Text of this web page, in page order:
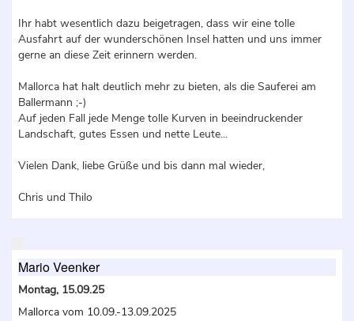
Ihr habt wesentlich dazu beigetragen, dass wir eine tolle
Ausfahrt auf der wunderschönen Insel hatten und uns immer
gerne an diese Zeit erinnern werden.
Mallorca hat halt deutlich mehr zu bieten, als die Sauferei am
Ballermann ;-)
Auf jeden Fall jede Menge tolle Kurven in beeindruckender
Landschaft, gutes Essen und nette Leute...
Vielen Dank, liebe Grüße und bis dann mal wieder,
Chris und Thilo
Mario Veenker
Montag, 15.09.25
Mallorca vom 10.09.-13.09.2025